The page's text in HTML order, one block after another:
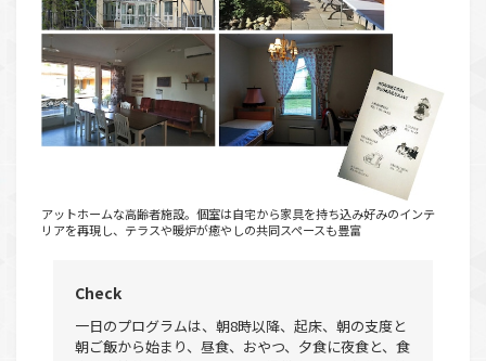
アットホームな高齢者施設。個室は自宅から家具を持ち込み好みのインテ
リアを再現し、テラスや暖炉が癒やしの共同スペースも豊富
Check
一日のプログラムは、朝8時以降、起床、朝の支度と
朝ご飯から始まり、昼食、おやつ、夕食に夜食と、食